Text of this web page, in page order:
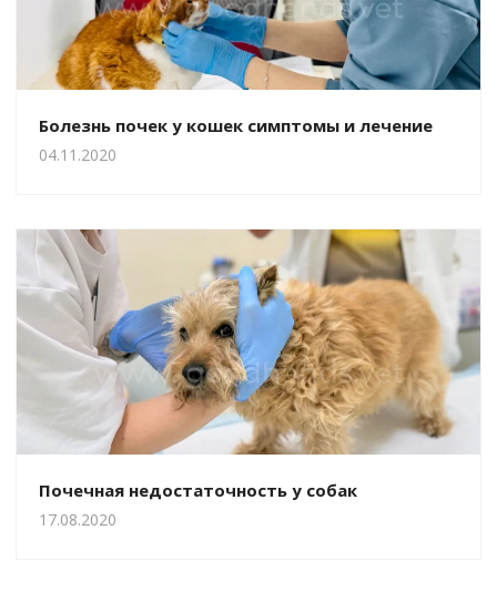
Болезнь почек у кошек симптомы и лечение
04.11.2020
Почечная недостаточность у собак
17.08.2020